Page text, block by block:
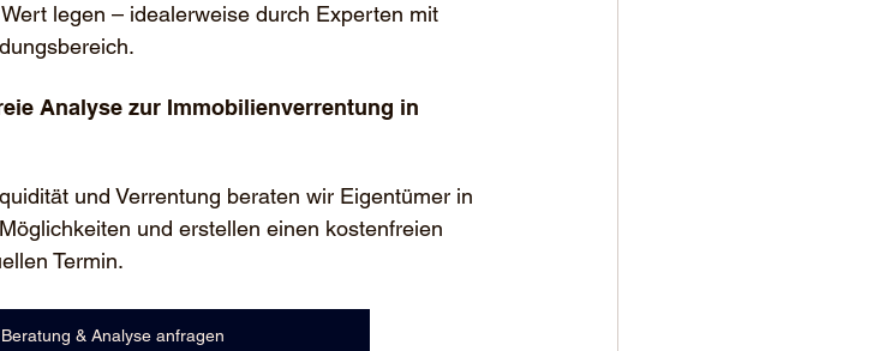
legen – idealerweise durch Experten mit
Analyse zur Immobilienverrentung in
und Verrentung beraten wir Eigentümer in
und erstellen einen kostenfreien
Termin.
& Analyse anfragen